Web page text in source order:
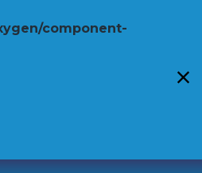
component-